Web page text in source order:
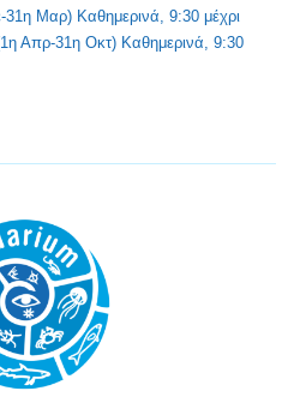
Μαρ) Καθημερινά, 9:30 μέχρι
Απρ-31η Οκτ) Καθημερινά, 9:30